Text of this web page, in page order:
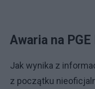
Awaria na
Jak wynika z
z początku